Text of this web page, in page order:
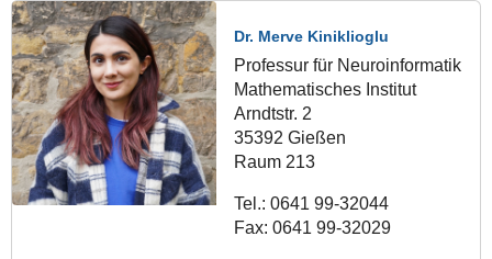
Dr. Merve Kiniklioglu
Professur für Neuroinformatik
Mathematisches Institut
Arndtstr. 2
35392 Gießen
Raum 213
Tel.: 0641 99-32044
Fax: 0641 99-32029